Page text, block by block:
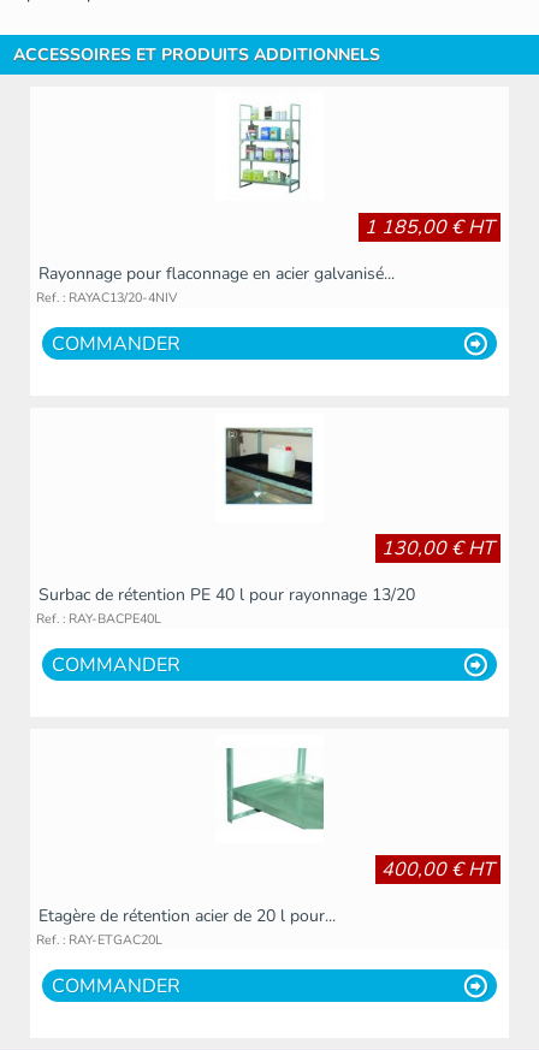
ACCESSOIRES ET PRODUITS ADDITIONNELS
1 185,00 € HT
Rayonnage pour flaconnage en acier galvanisé...
Ref. : RAYAC13/20-4NIV
COMMANDER
130,00 € HT
Surbac de rétention PE 40 l pour rayonnage 13/20
Ref. : RAY-BACPE40L
COMMANDER
400,00 € HT
Etagère de rétention acier de 20 l pour...
Ref. : RAY-ETGAC20L
COMMANDER